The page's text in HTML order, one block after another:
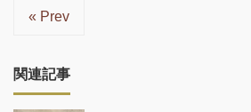
« Prev
関連記事